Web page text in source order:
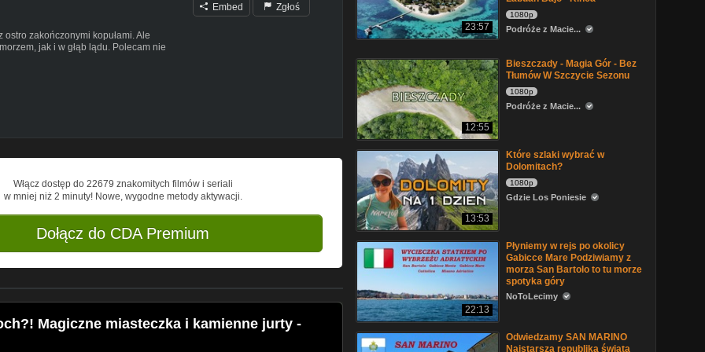
zakończonymi kopułami. Ale
jak i w głąb lądu. Polecam nie
górskie widoki, ale też ciszę i
także o Basilicatę właśnie.
Embed Zgłoś
Włącz dostęp do 22679 znakomitych filmów i seriali
w mniej niż 2 minuty! Nowe, wygodne metody aktywacji.
Dołącz do CDA Premium
Magiczne miasteczka i kamienne jurty -
23:57
1080p
Podróże z Macie...
12:55
Bieszczady - Magia Gór - Bez
Tłumów W Szczycie Sezonu
1080p
Podróże z Macie...
13:53
Które szlaki wybrać w
Dolomitach?
1080p
Gdzie Los Poniesie
22:13
Płyniemy w rejs po okolicy
Gabicce Mare Podziwiamy z
morza San Bartolo to tu morze
spotyka góry
NoToLecimy
Odwiedzamy SAN MARINO
Najstarsza republika świata